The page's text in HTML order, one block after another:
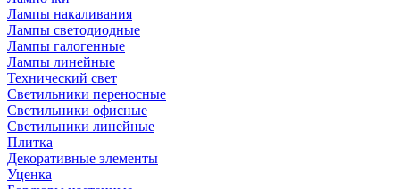
Лампы накаливания
Лампы светодиодные
Лампы галогенные
Лампы линейные
Технический свет
Светильники переносные
Светильники офисные
Светильники линейные
Плитка
Декоративные элементы
Уценка